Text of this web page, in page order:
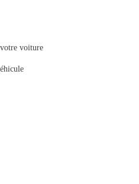
voiture